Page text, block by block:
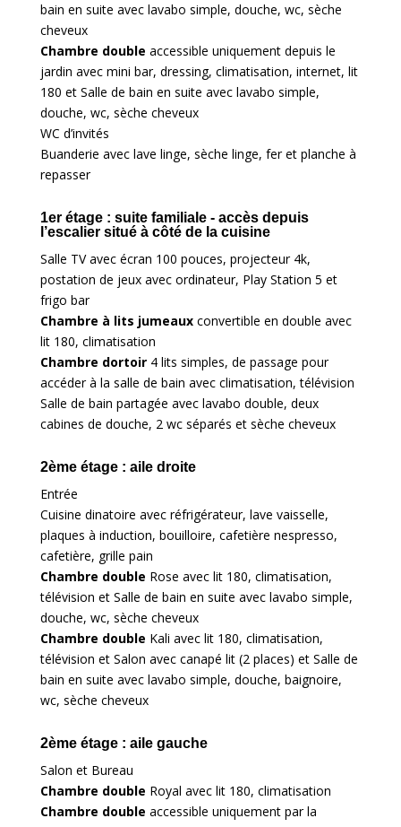
bain en suite avec lavabo simple, douche, wc, sèche
cheveux
Chambre double accessible uniquement depuis le
jardin avec mini bar, dressing, climatisation, internet, lit
180 et Salle de bain en suite avec lavabo simple,
douche, wc, sèche cheveux
WC d’invités
Buanderie avec lave linge, sèche linge, fer et planche à
repasser
1er étage : suite familiale - accès depuis
l’escalier situé à côté de la cuisine
Salle TV avec écran 100 pouces, projecteur 4k,
postation de jeux avec ordinateur, Play Station 5 et
frigo bar
Chambre à lits jumeauxconvertible en double avec
lit 180, climatisation
Chambre dortoir4 lits simples, de passage pour
accéder à la salle de bain avec climatisation, télévision
Salle de bain partagée avec lavabo double, deux
cabines de douche, 2 wc séparés et sèche cheveux
2ème étage : aile droite
Entrée
Cuisine dinatoire avec réfrigérateur, lave vaisselle,
plaques à induction, bouilloire, cafetière nespresso,
cafetière, grille pain
Chambre double Rose avec lit 180, climatisation,
télévision et Salle de bain en suite avec lavabo simple,
douche, wc, sèche cheveux
Chambre double Kali avec lit 180, climatisation,
télévision et Salon avec canapé lit (2 places) et Salle de
bain en suite avec lavabo simple, douche, baignoire,
wc, sèche cheveux
2ème étage : aile gauche
Salon et Bureau
Chambre double Royal avec lit 180, climatisation
Chambre double accessible uniquement par la